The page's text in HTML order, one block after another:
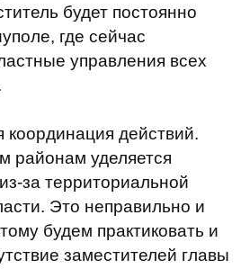
будет постоянно
где сейчас
управления всех
действий.
районам уделяется
за территориальной
Это неправильно и
будем практиковать и
заместителей главы